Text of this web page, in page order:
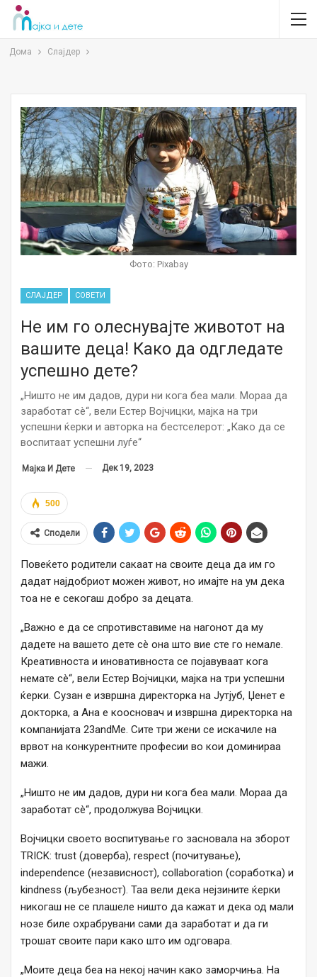
Дома Слајдер
Фото: Pixabay
СЛАЈДЕР СОВЕТИ
Не им го олеснувајте животот на
вашите деца! Како да одгледате
успешно дете?
„Ништо не им дадов, дури ни кога беа мали. Мораа да
заработат сè“, вели Естер Војчицки, мајка на три
успешни ќерки и авторка на бестселерот: „Како да се
воспитаат успешни луѓе“
Мајка И Дете Дек 19, 2023
500
Сподели
Повеќето родители сакаат на своите деца да им го
дадат најдобриот можен живот, но имајте на ум дека
тоа не е секогаш добро за децата.
„Важно е да се спротивставиме на нагонот да му
дадете на вашето дете сè она што вие сте го немале.
Креативноста и иновативноста се појавуваат кога
немате сè“, вели Естер Војчицки, мајка на три успешни
ќерки. Сузан е извршна директорка на Јутјуб, Џенет е
докторка, а Ана е коосновач и извршна директорка на
компанијата 23andMe. Сите три жени се искачиле на
врвот на конкурентните професии во кои доминираа
мажи.
„Ништо не им дадов, дури ни кога беа мали. Мораа да
заработат сè“, продолжува Војчицки.
Војчицки своето воспитување го засновала на зборот
TRICK: trust (доверба), respect (почитување),
independence (независност), collaboration (соработка) и
kindness (љубезност). Таа вели дека нејзините ќерки
никогаш не се плашеле ништо да кажат и дека од мали
нозе биле охрабрувани сами да заработат и да ги
трошат своите пари како што им одговара.
„Моите деца беа на некој начин како заморчиња. На